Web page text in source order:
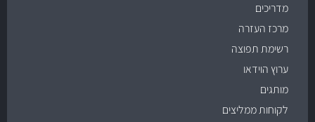
מדריכים
מרכז העזרה
רשימת תפוצה
ערוץ הוידאו
מותגים
לקוחות ממליצים